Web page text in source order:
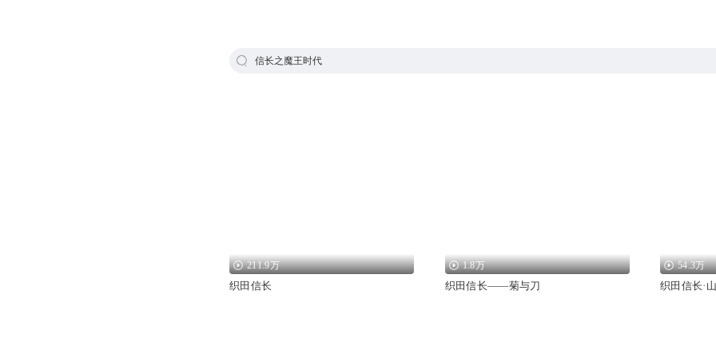
信长之魔王时代
211.9万
织田信长
1.8万
织田信长——菊与刀
54.3万
织田信长·